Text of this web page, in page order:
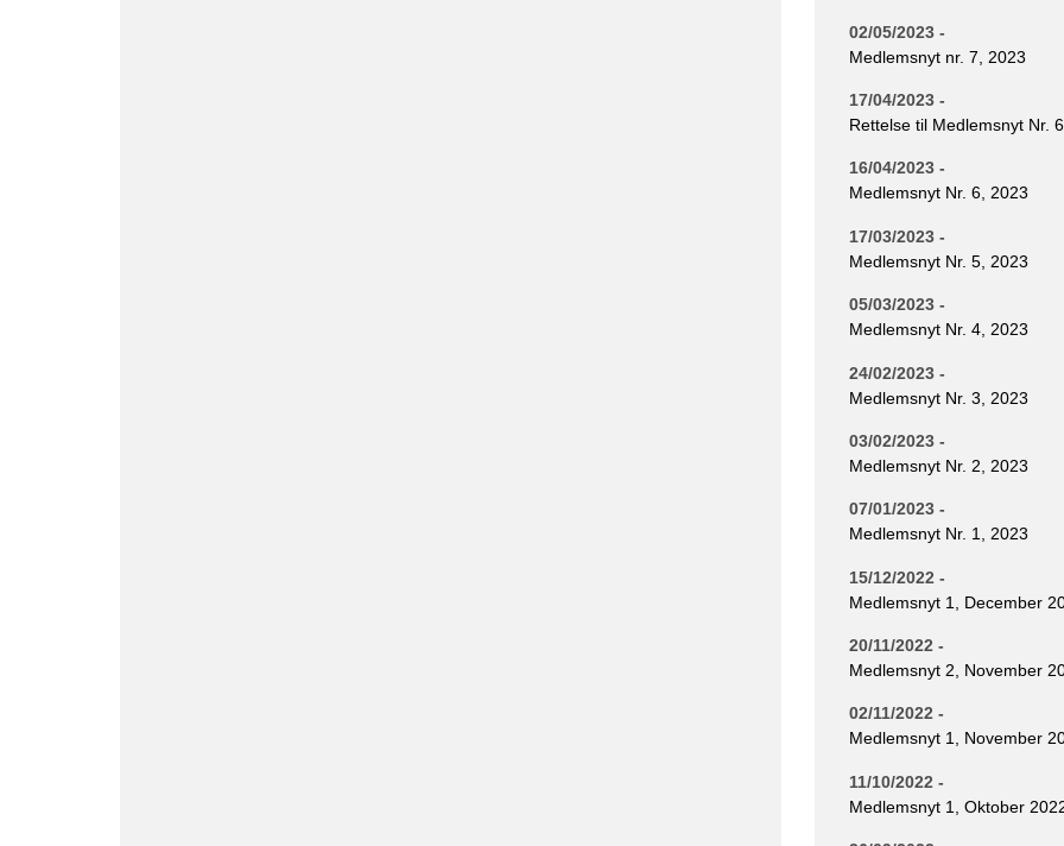
02/05/2023 -
Medlemsnyt nr. 7, 2023
17/04/2023 -
Rettelse til Medlemsnyt Nr.
16/04/2023 -
Medlemsnyt Nr. 6, 2023
17/03/2023 -
Medlemsnyt Nr. 5, 2023
05/03/2023 -
Medlemsnyt Nr. 4, 2023
24/02/2023 -
Medlemsnyt Nr. 3, 2023
03/02/2023 -
Medlemsnyt Nr. 2, 2023
07/01/2023 -
Medlemsnyt Nr. 1, 2023
15/12/2022 -
Medlemsnyt 1, December
20/11/2022 -
Medlemsnyt 2, November
02/11/2022 -
Medlemsnyt 1, November
11/10/2022 -
Medlemsnyt 1, Oktober